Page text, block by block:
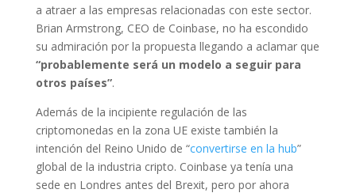
a atraer a las empresas relacionadas con este sector.
Brian Armstrong, CEO de Coinbase, no ha escondido
su admiración por la propuesta llegando a aclamar que
“probablemente será un modelo a seguir para
otros países”.
Además de la incipiente regulación de las
criptomonedas en la zona UE existe también la
intención del Reino Unido de “convertirse en la hub”
global de la industria cripto. Coinbase ya tenía una
sede en Londres antes del Brexit, pero por ahora